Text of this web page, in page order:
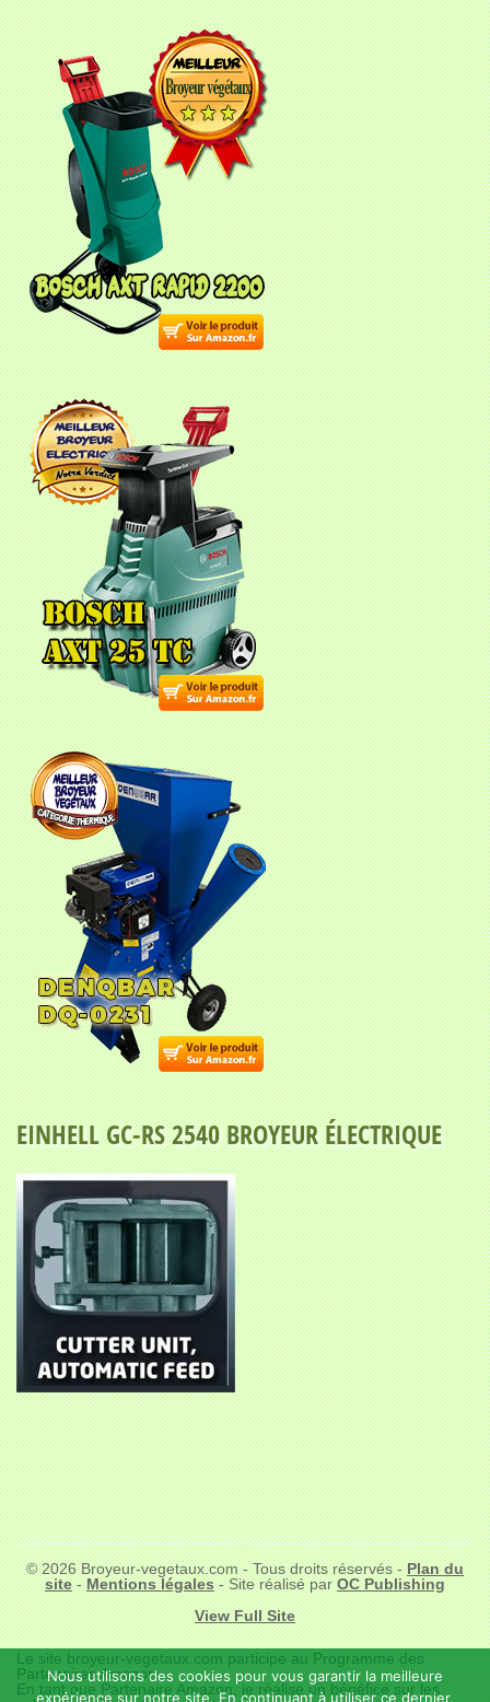
EINHELL GC-RS 2540 BROYEUR ÉLECTRIQUE
© 2026 Broyeur-vegetaux.com - Tous droits réservés -Plan du
site-Mentions légales- Site réalisé parOC Publishing
View Full Site
Le site broyeur-vegetaux.com participe au Programme des
Partenaires Amazon.
En tant que Partenaire Amazon, je réalise un bénéfice sur les
Nous utilisons des cookies pour vous garantir la meilleure
expérience sur notre site. En continuant à utiliser ce dernier,